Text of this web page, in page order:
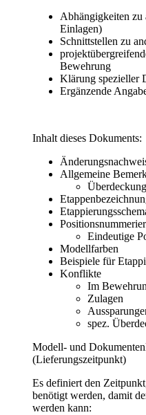
Abhängigkeiten zu
Einlagen)
Schnittstellen zu
Bewehrung
Klärung spezieller
Ergänzende
Inhalt dieses Dokuments:
Allgemeine
Eindeutige
Modellfarben
Beispiele für
Konflikte
Im
Zulagen
spez.
Modell- und
(Lieferungszeitpunkt)
Es definiert den
benötigt werden, damit
werden kann: